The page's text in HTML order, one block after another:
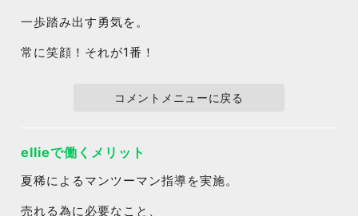
一歩踏み出す勇気を。
常に笑顔！それが1番！
コメントメニューに戻る
ellieで働くメリット
夏稀によるマンツーマン指導を実施。
売れる為に必要なこと、